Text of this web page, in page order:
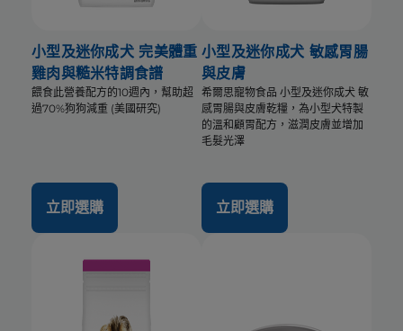
小型及迷你成犬 完美體重
雞肉與糙米特調食譜
餵食此營養配方的10週內，幫助超
過70%狗狗減重 (美國研究)
立即選購
小型及迷你成犬 敏感胃腸
與皮膚
希爾思寵物食品 小型及迷你成犬 敏
感胃腸與皮膚乾糧，為小型犬特製
的溫和顧胃配方，滋潤皮膚並增加
毛髮光澤
立即選購